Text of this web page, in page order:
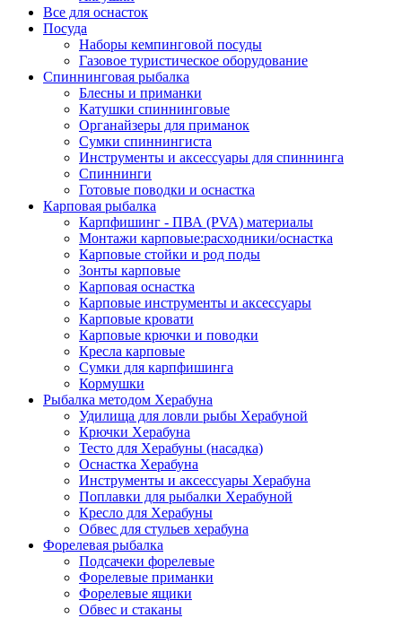
Все для оснасток
Посуда
Наборы кемпинговой посуды
Газовое туристическое оборудование
Спиннинговая рыбалка
Блесны и приманки
Катушки спиннинговые
Органайзеры для приманок
Сумки спиннингиста
Инструменты и аксессуары для спиннинга
Спиннинги
Готовые поводки и оснастка
Карповая рыбалка
Карпфишинг - ПВА (PVA) материалы
Монтажи карповые:расходники/оснастка
Карповые стойки и род поды
Зонты карповые
Карповая оснастка
Карповые инструменты и аксессуары
Карповые кровати
Карповые крючки и поводки
Кресла карповые
Сумки для карпфишинга
Кормушки
Рыбалка методом Херабуна
Удилища для ловли рыбы Херабуной
Крючки Херабуна
Тесто для Херабуны (насадка)
Оснастка Херабуна
Инструменты и аксессуары Херабуна
Поплавки для рыбалки Херабуной
Кресло для Херабуны
Обвес для стульев херабуна
Форелевая рыбалка
Подсачеки форелевые
Форелевые приманки
Форелевые ящики
Обвес и стаканы